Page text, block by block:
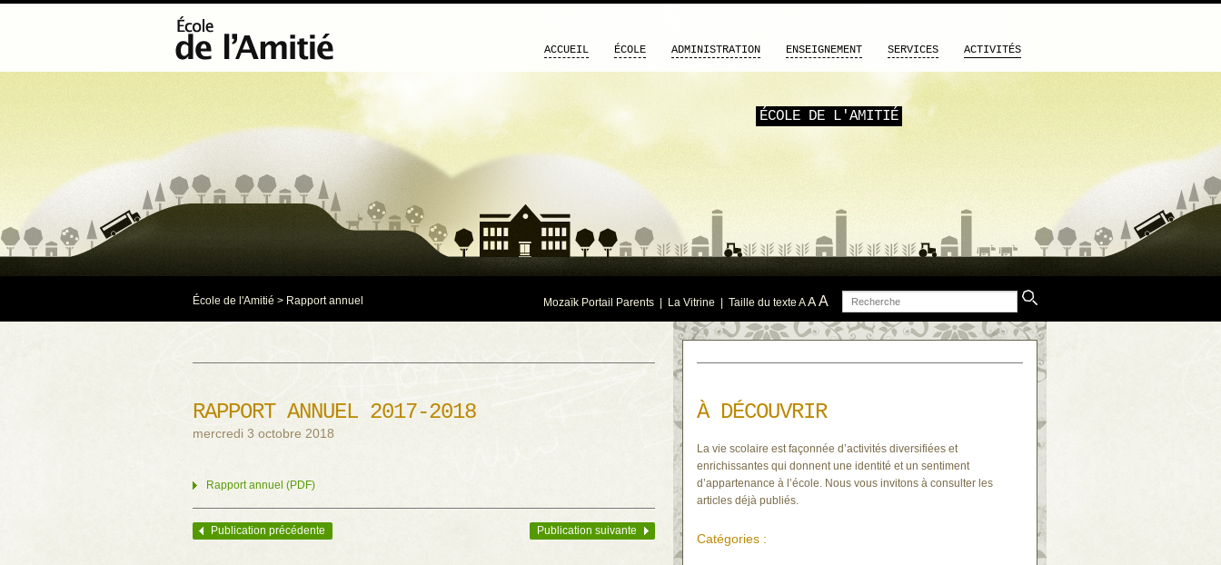
ÉCOLE DE L'AMITIÉ
ACCUEIL ÉCOLE ADMINISTRATION ENSEIGNEMENT SERVICES ACTIVITÉS
École de l'Amitié > Rapport annuel Mozaïk Portail Parents La Vitrine | Taille du texte A AA Recherche
RAPPORT ANNUEL 2017-2018
mercredi 3 octobre 2018
Rapport annuel (PDF)
Navigation des articles
Publication précédente Publication suivante
À DÉCOUVRIR
La vie scolaire est façonnée d’activités diversifiées et
enrichissantes qui donnent une identité et un sentiment
d’appartenance à l’école. Nous vous invitons à consulter les
articles déjà publiés.
Catégories :